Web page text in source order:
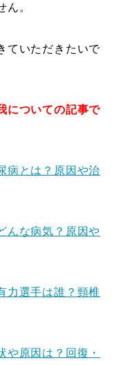
ん。
ていただきたいで
についての記事で
病とは？原因や治
んな病気？原因や
力選手は誰？頸椎
や原因は？回復・